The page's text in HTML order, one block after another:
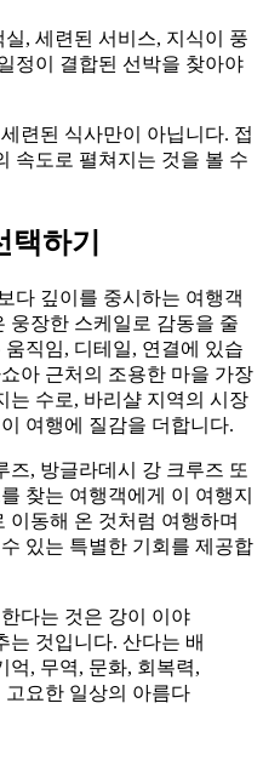
실, 세련된 서비스, 지식이 풍
정이 결합된 선박을 찾아야
련된 식사만이 아닙니다. 접
속도로 펼쳐지는 것을 볼 수
하기
다 깊이를 중시하는 여행객
웅장한 스케일로 감동을 줄
직임, 디테일, 연결에 있습
아 근처의 조용한 마을 가장
는 수로, 바리샬 지역의 시장
여행에 질감을 더합니다.
즈, 방글라데시 강 크루즈 또
찾는 여행객에게 이 여행지
이동해 온 것처럼 여행하며
있는 특별한 기회를 제공합
다는 것은 강이 이야
는 것입니다. 산다는 배
억, 무역, 문화, 회복력,
요한 일상의 아름다